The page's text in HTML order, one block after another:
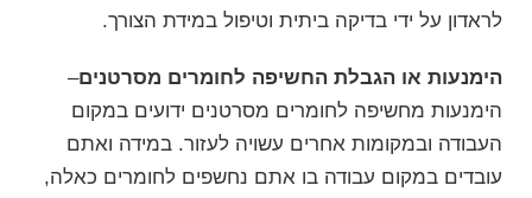
לראדון על ידי בדיקה ביתית וטיפול במידת הצורך.
הימנעות או הגבלת החשיפה לחומרים מסרטנים–
הימנעות מחשיפה לחומרים מסרטנים ידועים במקום
העבודה ובמקומות אחרים עשויה לעזור. במידה ואתם
עובדים במקום עבודה בו אתם נחשפים לחומרים כאלה,